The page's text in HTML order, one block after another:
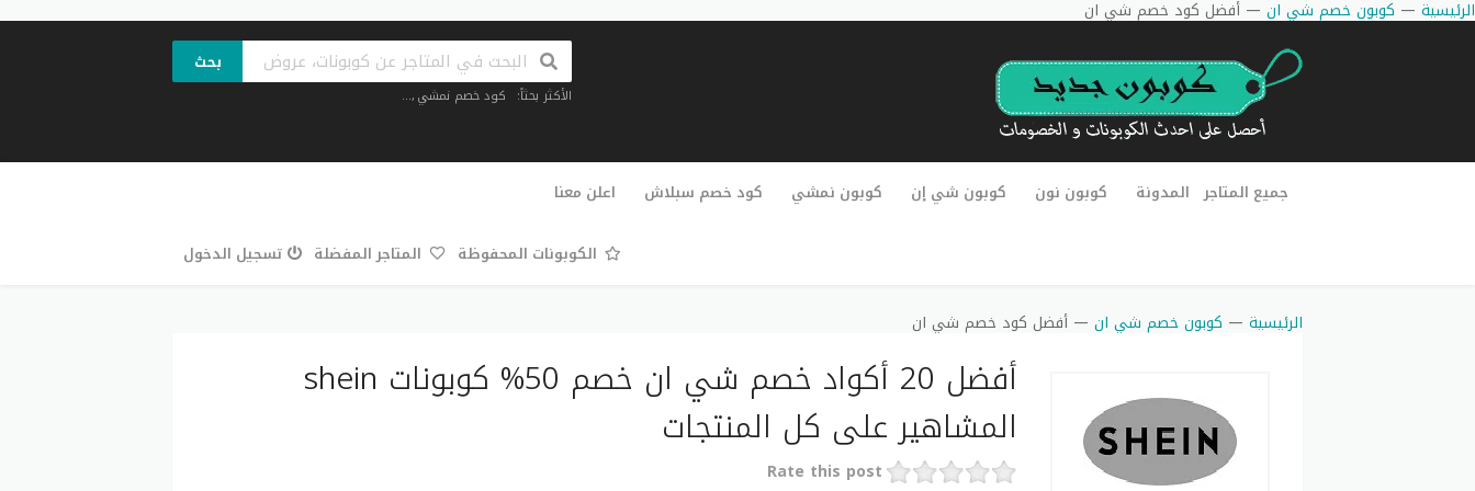
الرئيسية — كوبون خصم شي ان — أفضل كود خصم شي ان
بحث
الأكثر بحثاً: كود خصم نمشي,...
تخطي
جميع المتاجر المدونة كوبون نون كوبون شي إن كوبون نمشي كود خصم سبلاش اعلن معنا
الكوبونات المحفوظة المتاجر المفضلة تسجيل الدخول
الرئيسية — كوبون خصم شي ان — أفضل كود خصم شي ان
أفضل 20 أكواد خصم شي ان خصم 50% كوبونات shein
المشاهير على كل المنتجات
Rate this post